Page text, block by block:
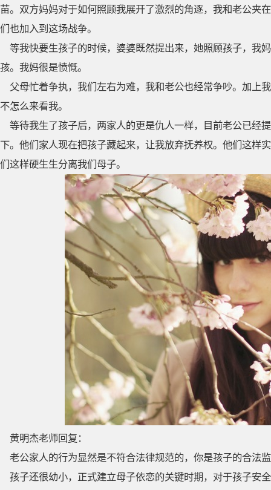
苗。双方妈妈对于如何照顾我展开了激烈的角逐，我和老公夹
们也加入到这场战争。
等我快要生孩子的时候，婆婆既然提出来，她照顾孩子，我
孩。我妈很是愤慨。
父母忙着争执，我们左右为难，我和老公也经常争吵。加上
不怎么来看我。
等待我生了孩子后，两家人的更是仇人一样，目前老公已经
下。他们家人现在把孩子藏起来，让我放弃抚养权。他们这样
们这样硬生生分离我们母子。
黄明杰老师回复：
老公家人的行为显然是不符合法律规范的，你是孩子的合法
孩子还很幼小，正式建立母子依恋的关键时期，对于孩子安